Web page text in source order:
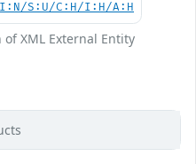
S:U/C:H/I:H/A:H
XML External Entity